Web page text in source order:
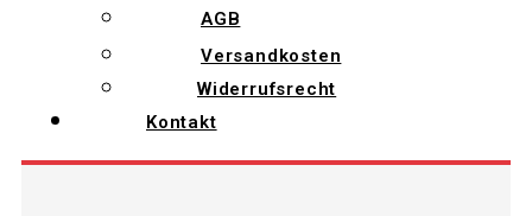
AGB
Versandkosten
Widerrufsrecht
Kontakt